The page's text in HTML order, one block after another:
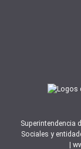
Superintendencia
Sociales y
|